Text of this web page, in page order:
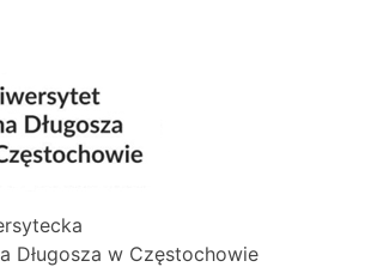
Długosza w Częstochowie